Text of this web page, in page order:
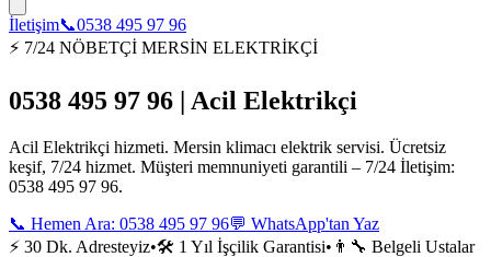
İletişim📞0538 495 97 96
⚡ 7/24 NÖBETÇİ MERSİN ELEKTRİKÇİ
0538 495 97 96 | Acil Elektrikçi
Acil Elektrikçi hizmeti. Mersin klimacı elektrik servisi. Ücretsiz
keşif, 7/24 hizmet. Müşteri memnuniyeti garantili – 7/24 İletişim:
0538 495 97 96.
📞 Hemen Ara: 0538 495 97 96💬 WhatsApp'tan Yaz
⚡ 30 Dk. Adresteyiz•🛠️ 1 Yıl İşçilik Garantisi• 👨‍🔧 Belgeli Ustalar